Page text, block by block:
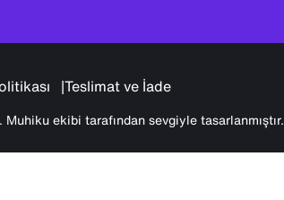
Teslimat ve İade
ekibi tarafından sevgiyle tasarlanmıştır.